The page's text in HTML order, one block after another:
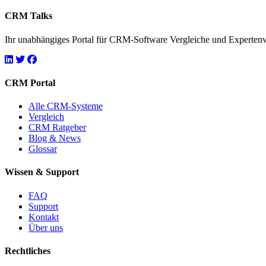
CRM Talks
Ihr unabhängiges Portal für CRM-Software Vergleiche und
CRM Portal
Alle CRM-Systeme
Vergleich
CRM Ratgeber
Blog & News
Glossar
Wissen & Support
FAQ
Support
Kontakt
Über uns
Rechtliches